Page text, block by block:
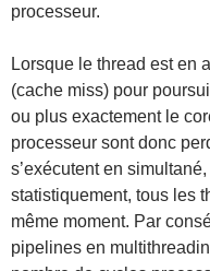
processeur.
Lorsque le thread est en
(cache miss) pour
ou plus exactement le
processeur sont donc
s’exécutent en
statistiquement, tous les
même moment. Par
pipelines en